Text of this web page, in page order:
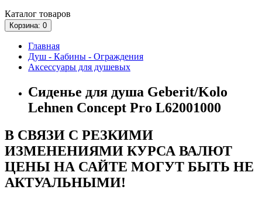
Каталог товаров
Корзина: 0
Главная
Душ - Кабины - Ограждения
Аксессуары для душевых
Сиденье для душа Geberit/Kolo
Lehnen Concept Pro L62001000
В СВЯЗИ С РЕЗКИМИ
ИЗМЕНЕНИЯМИ КУРСА ВАЛЮТ
ЦЕНЫ НА САЙТЕ МОГУТ БЫТЬ НЕ
АКТУАЛЬНЫМИ!